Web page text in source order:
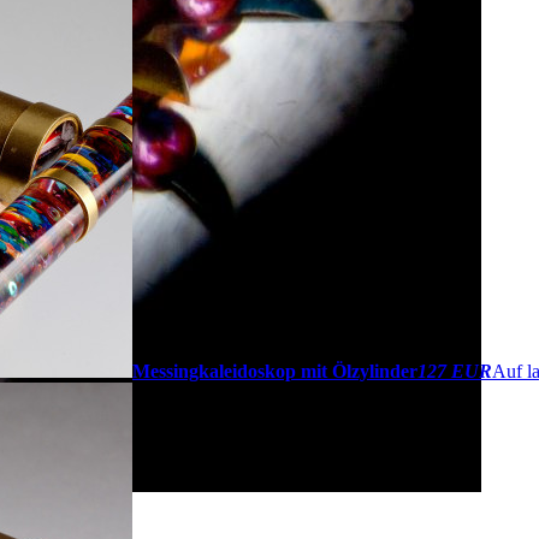
Messingkaleidoskop mit Ölzylinder127 EURAuf